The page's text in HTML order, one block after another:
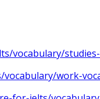
vocabulary/
work-